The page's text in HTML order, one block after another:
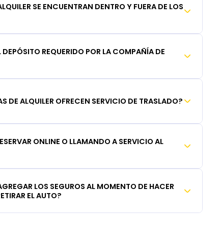
SE ENCUENTRAN DENTRO Y FUERA DE LOS
DEPÓSITO REQUERIDO POR LA COMPAÑÍA DE
DE ALQUILER OFRECEN SERVICIO DE TRASLADO?
ONLINE O LLAMANDO A SERVICIO AL
LOS SEGUROS AL MOMENTO DE HACER
EL AUTO?